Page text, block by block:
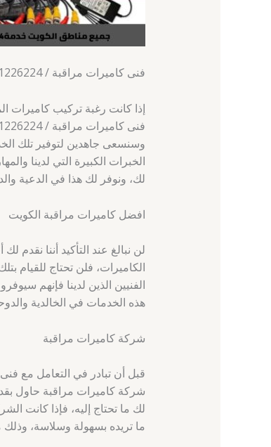
فنى كاميرات مراقبة / 51226224 / اسعار كاميرات مراقبة الكويت
إذا كانت رغبة تركيب كاميرات
وسنسعى جاهدين لتوفير تلك
الخبرات الكبيرة التي لدينا
لك، ونوفر لك هذا في الدعية
افضل كاميرات مراقبة الكويت
لن نبالغ عند التأكيد أننا
الكاميرات، فلن تحتاج للقيام
الفنيين الذين لدينا فإنهم
هذه الخدمات في الخالدية
شركة كاميرات مراقبة
شركة كاميرات مراقبة حاول
لك ما تحتاج إليه، فإذا كانت
ما تريده بسهولة وسلاسة،